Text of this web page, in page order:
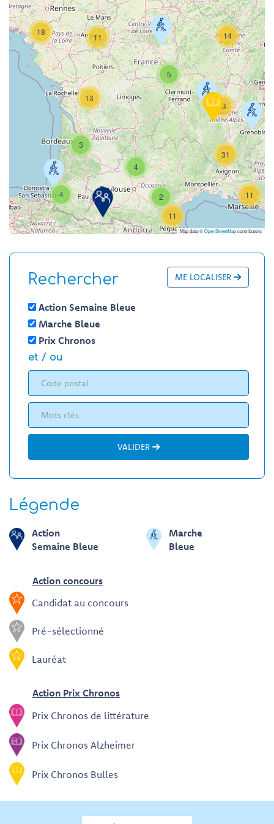
4 2
5
11
18
4
13
31
3
11
11
53
14
Map data ©OpenStreetMapcontributors
Rechercher ME LOCALISER
Action Semaine Bleue
Marche Bleue
Prix Chronos
et / ou
VALIDER
Légende
Action
Semaine Bleue
Marche
Bleue
Action concours
Candidat au concours
Pré-sélectionné
Lauréat
Action Prix Chronos
Prix Chronos de littérature
Prix Chronos Alzheimer
Prix Chronos Bulles